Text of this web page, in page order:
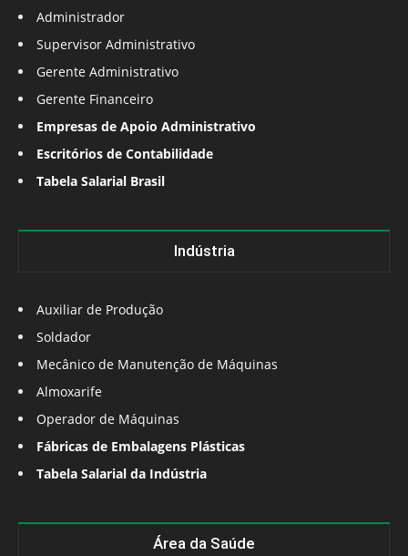
Administrador
Supervisor Administrativo
Gerente Administrativo
Gerente Financeiro
Empresas de Apoio Administrativo
Escritórios de Contabilidade
Tabela Salarial Brasil
Indústria
Auxiliar de Produção
Soldador
Mecânico de Manutenção de Máquinas
Almoxarife
Operador de Máquinas
Fábricas de Embalagens Plásticas
Tabela Salarial da Indústria
Área da Saúde